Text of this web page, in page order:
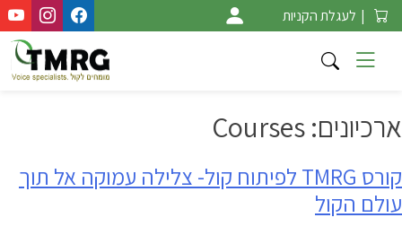
Skip
to
content
| לעגלת הקניות
ארכיונים:Courses
קורס TMRG לפיתוח קול- צלילה עמוקה אל תוך
עולם הקול